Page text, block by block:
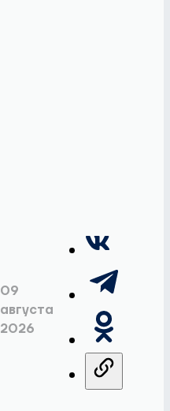
09
августа
2026